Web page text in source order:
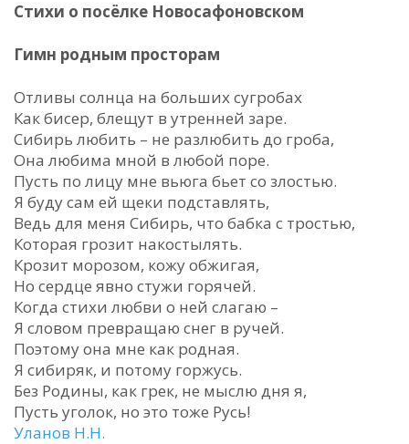
Стихи о посёлке Новосафоновском
Гимн родным просторам
Отливы солнца на больших сугробах
Как бисер, блещут в утренней заре.
Сибирь любить – не разлюбить до гроба,
Она любима мной в любой поре.
Пусть по лицу мне вьюга бьет со злостью.
Я буду сам ей щеки подставлять,
Ведь для меня Сибирь, что бабка с тростью,
Которая грозит накостылять.
Крозит морозом, кожу обжигая,
Но сердце явно стужи горячей.
Когда стихи любви о ней слагаю –
Я словом превращаю снег в ручей.
Поэтому она мне как родная.
Я сибиряк, и потому горжусь.
Без Родины, как грек, не мыслю дня я,
Пусть уголок, но это тоже Русь!
Уланов Н.Н.